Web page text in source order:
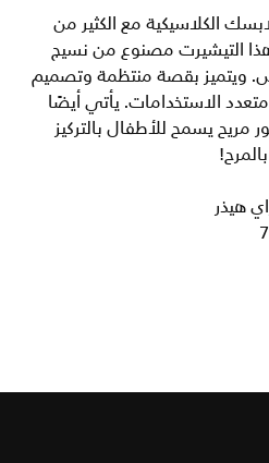
الكلاسيكية مع الكثير من
التيشيرت مصنوع من نسيج
ويتميز بقصة منتظمة وتصميم
الاستخدامات. يأتي أيضًا
مريح يسمح للأطفال بالتركيز
هيذر